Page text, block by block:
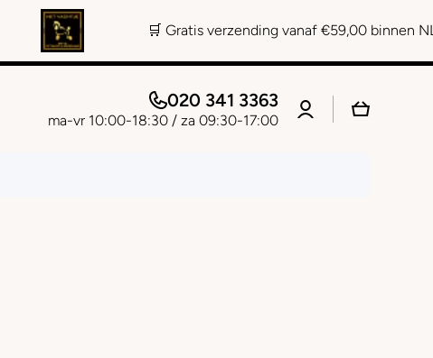
🛒 Gratis verzending vanaf €59,00 binnen NL 📞
020 341 3363
ma-vr 10:00-18:30 / za 09:30-17:00
Log
in